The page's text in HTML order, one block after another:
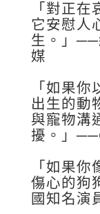
「對正
它安慰人
生。」──
媒
「如果
出生的動
與寵物溝
擾。」
「如果
傷心的狗
國知名演